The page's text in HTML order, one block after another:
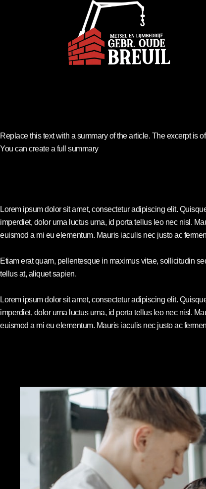
Replace this text with a summary of the article. The excerpt is
You can create a full summary
Lorem ipsum dolor sit amet, consectetur adipiscing elit.
imperdiet, dolor urna luctus urna, id porta tellus leo nec nisl.
euismod a mi eu elementum. Mauris iaculis nec justo ac
Etiam erat quam, pellentesque in maximus vitae, sollicitudin
tellus at, aliquet sapien.
Lorem ipsum dolor sit amet, consectetur adipiscing elit.
imperdiet, dolor urna luctus urna, id porta tellus leo nec nisl.
euismod a mi eu elementum. Mauris iaculis nec justo ac